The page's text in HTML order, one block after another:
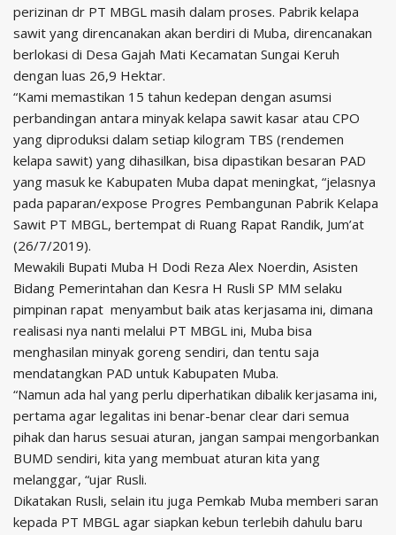
perizinan dr PT MBGL masih dalam proses. Pabrik kelapa
sawit yang direncanakan akan berdiri di Muba, direncanakan
berlokasi di Desa Gajah Mati Kecamatan Sungai Keruh
dengan luas 26,9 Hektar.
“Kami memastikan 15 tahun kedepan dengan asumsi
perbandingan antara minyak kelapa sawit kasar atau CPO
yang diproduksi dalam setiap kilogram TBS (rendemen
kelapa sawit) yang dihasilkan, bisa dipastikan besaran PAD
yang masuk ke Kabupaten Muba dapat meningkat, “jelasnya
pada paparan/expose Progres Pembangunan Pabrik Kelapa
Sawit PT MBGL, bertempat di Ruang Rapat Randik, Jum’at
(26/7/2019).
Mewakili Bupati Muba H Dodi Reza Alex Noerdin, Asisten
Bidang Pemerintahan dan Kesra H Rusli SP MM selaku
pimpinan rapat menyambut baik atas kerjasama ini, dimana
realisasi nya nanti melalui PT MBGL ini, Muba bisa
menghasilan minyak goreng sendiri, dan tentu saja
mendatangkan PAD untuk Kabupaten Muba.
“Namun ada hal yang perlu diperhatikan dibalik kerjasama ini,
pertama agar legalitas ini benar-benar clear dari semua
pihak dan harus sesuai aturan, jangan sampai mengorbankan
BUMD sendiri, kita yang membuat aturan kita yang
melanggar, “ujar Rusli.
Dikatakan Rusli, selain itu juga Pemkab Muba memberi saran
kepada PT MBGL agar siapkan kebun terlebih dahulu baru